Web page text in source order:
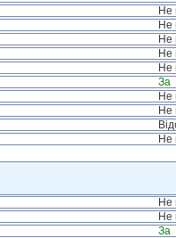
Не
Не
Не
Не
Не
За
Не
Не
Не
Не
Не
За